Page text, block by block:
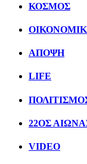
ΚΟΣΜΟΣ
ΑΠΟΨΗ
LIFE
22ΟΣ
VIDEO